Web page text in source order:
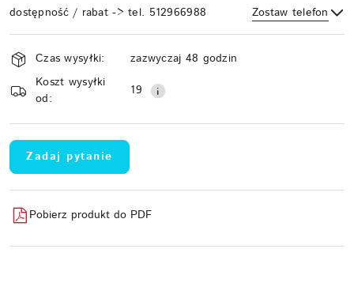
dostępność / rabat -> tel. 512966988 Zostaw telefon
Wyślij
Dostępność
i
dostawa
Czas wysyłki:
zazwyczaj 48 godzin
Koszt wysyłki
od:
19
Zadaj pytanie
Pobierz produkt do PDF